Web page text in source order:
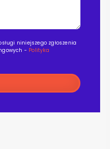
niniejszego zgłoszenia
- Polityka